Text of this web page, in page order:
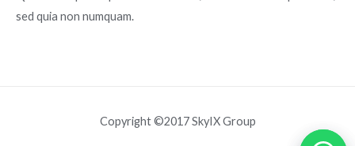
sed quia non numquam.
Copyright ©2017 SkyIX Group